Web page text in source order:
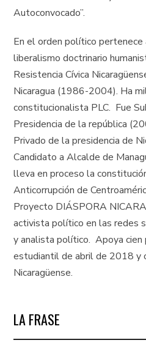
Autoconvocado”.
En el orden político
liberalismo doctrinario
Resistencia Cívica
Nicaragua (1986-2004). Ha
constitucionalista PLC. Fue
Presidencia de la república
Privado de la presidencia de
Candidato a Alcalde de
lleva en proceso la
Anticorrupción de
Proyecto DIÁSPORA
activista político en las redes
y analista político. Apoya cien
estudiantil de abril de 2018 y
Nicaragüense.
LA FRASE